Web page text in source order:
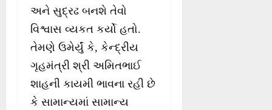
અને સુદ્રઢ બનશે તેવો
વિશ્વાસ વ્યકત કર્યો હતો.
તેમણે ઉમેર્યું કે, કેન્દ્રીય
ગૃહમંત્રી શ્રી અમિતભાઈ
શાહની કાયમી ભાવના રહી છે
કે સામાન્યમાં સામાન્ય